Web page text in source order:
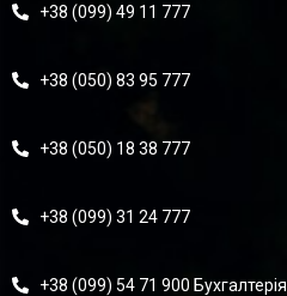
+38 (099) 49 11 777
+38 (050) 83 95 777
+38 (050) 18 38 777
+38 (099) 31 24 777
+38 (099) 54 71 900 Бухгалтерія